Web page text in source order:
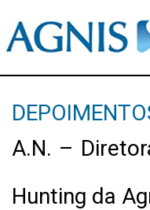
A.N. –
Hunting da